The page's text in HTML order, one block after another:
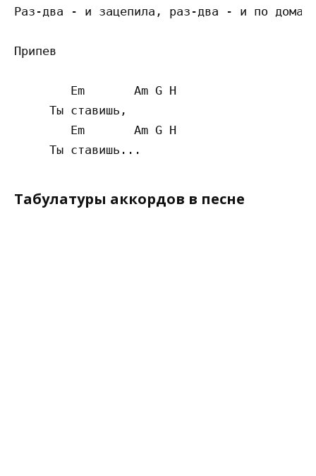
Раз-два - и зацепила, раз-два - и по
Припев
        Em       Am G H
     Ты ставишь,
        Em       Am G H
Табулатуры аккордов в песне